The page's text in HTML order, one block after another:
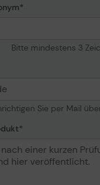
Bitte mindestens 3
Sie per Mail